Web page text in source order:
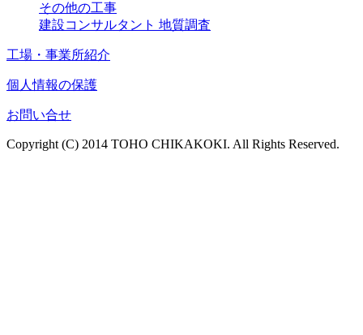
その他の工事
建設コンサルタント 地質調査
工場・事業所紹介
個人情報の保護
お問い合せ
Copyright (C) 2014 TOHO CHIKAKOKI. All Rights Reserved.